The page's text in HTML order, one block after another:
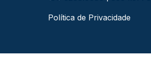
Política de Privacidade